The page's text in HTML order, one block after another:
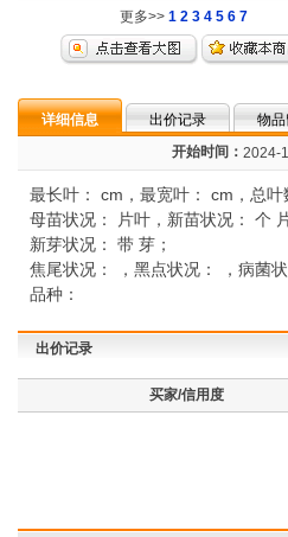
更多>> 1 2 3 4 5 6 7
详细信息 出价记录 物
开始时间： 2024-
最长叶： cm，最宽叶： cm，总叶
母苗状况： 片叶，新苗状况： 个
新芽状况： 带 芽；
焦尾状况： ，黑点状况： ，病菌状
品种：
出价记录
买家/信用度